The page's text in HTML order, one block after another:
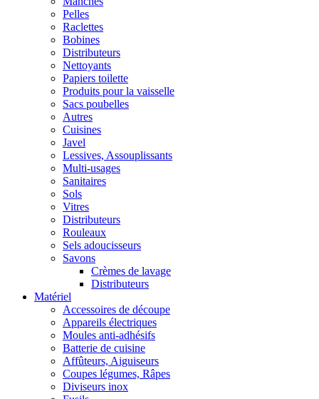
Pelles
Raclettes
Bobines
Distributeurs
Nettoyants
Papiers toilette
Produits pour la vaisselle
Sacs poubelles
Autres
Cuisines
Javel
Lessives, Assouplissants
Multi-usages
Sanitaires
Sols
Vitres
Distributeurs
Rouleaux
Sels adoucisseurs
Savons
Crèmes de lavage
Distributeurs
Matériel
Accessoires de découpe
Appareils électriques
Moules anti-adhésifs
Batterie de cuisine
Affûteurs, Aiguiseurs
Coupes légumes, Râpes
Diviseurs inox